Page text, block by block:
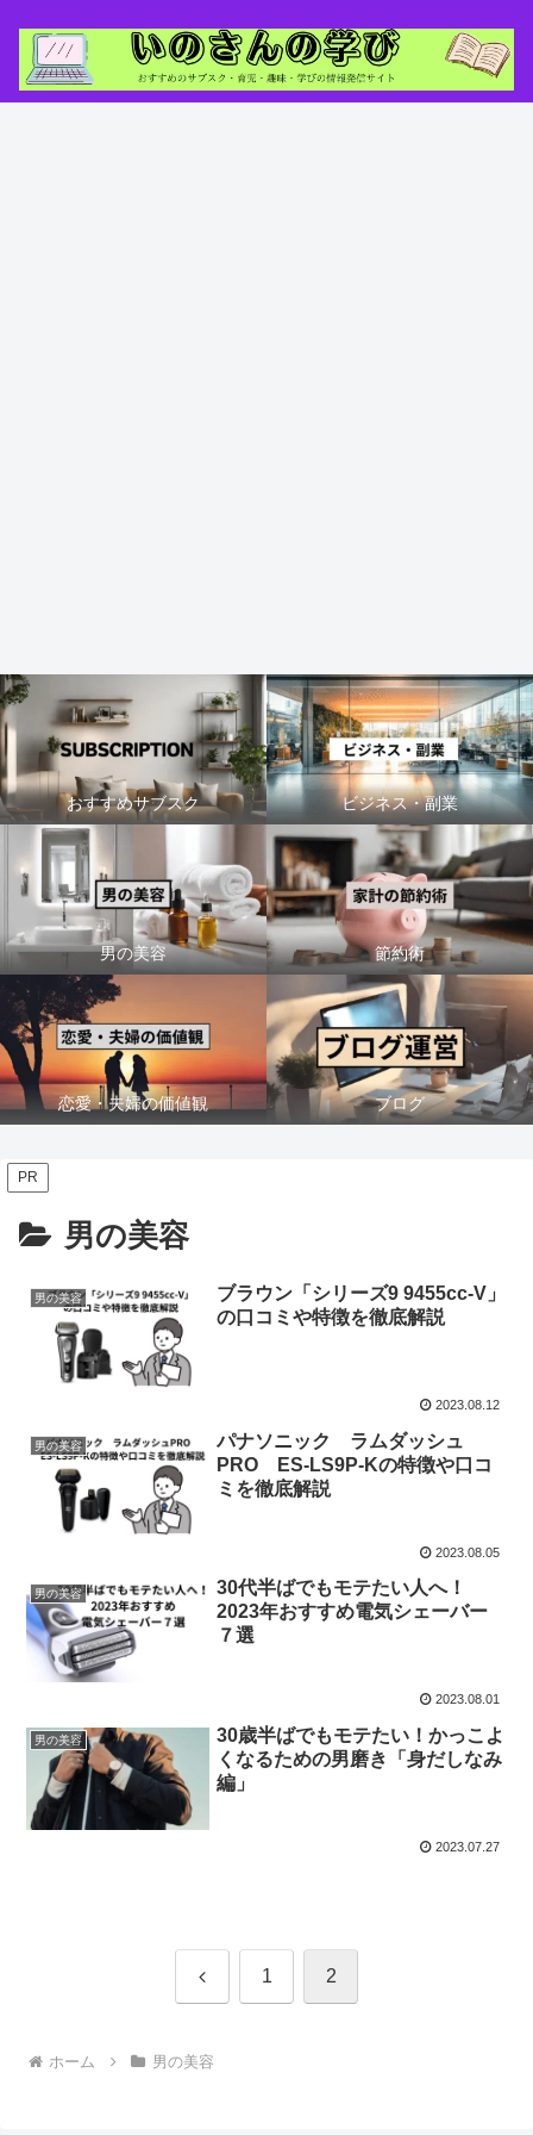
おすすめサブスク ビジネス・副業
男の美容 節約術
恋愛・夫婦の価値観 ブログ
PR
男の美容
男の美容
ブラウン「シリーズ9 9455cc-V」
の口コミや特徴を徹底解説
2023.08.12
男の美容
パナソニック ラムダッシュ
PRO ES-LS9P-Kの特徴や口コ
ミを徹底解説
2023.08.05
男の美容
30代半ばでもモテたい人へ！
2023年おすすめ電気シェーバー
７選
2023.08.01
男の美容
30歳半ばでもモテたい！かっこよ
くなるための男磨き「身だしなみ
編」
2023.07.27
前 1 2
ホーム 男の美容